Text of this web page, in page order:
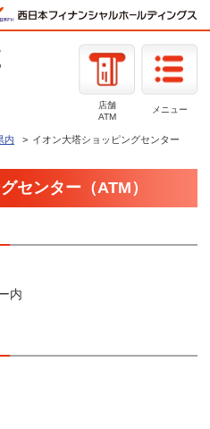
店舗
ATM
メニュー
内
イオン大塔ショッピングセンター
センター（ATM）
内